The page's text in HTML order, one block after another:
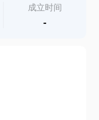
成立时间
-